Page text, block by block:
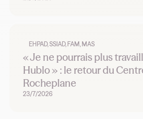
EHPAD, SSIAD, FAM, MAS
« Je ne pourrais plus
Hublo » : le retour du
Rocheplane
23/7/2026